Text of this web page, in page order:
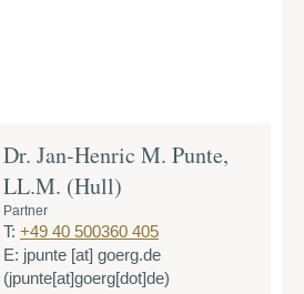
Dr. Jan-Henric M. Punte,
LL.M. (Hull)
Partner
T: +49 40 500360 405
E: jpunte [at] goerg.de
(jpunte[at]goerg[dot]de)